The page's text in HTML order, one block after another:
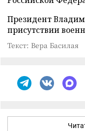
Президент
присутствии
Текст: Вера Басилая